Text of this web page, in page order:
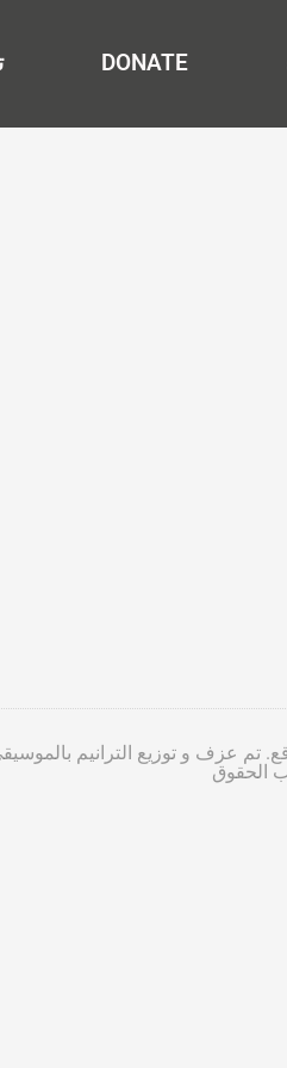
DONATE
تم عزف و توزيع الترانيم
الحقوق